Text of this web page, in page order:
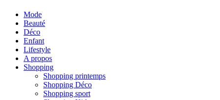
Mode
Beauté
Déco
Enfant
Lifestyle
A propos
Shopping
Shopping printemps
Shopping Déco
Shopping sport